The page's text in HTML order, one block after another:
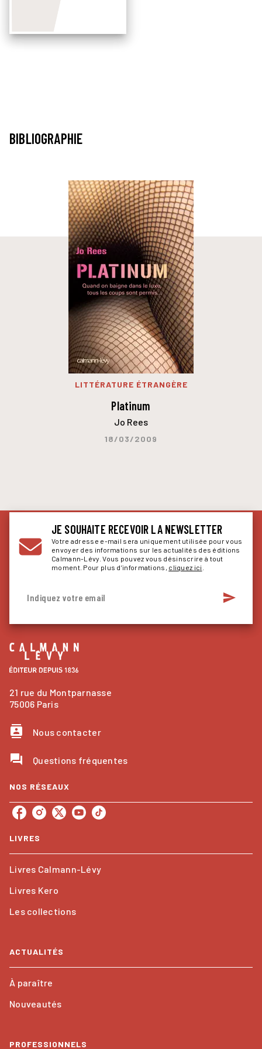
BIBLIOGRAPHIE
LITTÉRATURE ÉTRANGÈRE
Platinum
Jo Rees
18/03/2009
JE SOUHAITE RECEVOIR LA NEWSLETTER
Votre adresse e-mail sera uniquement utilisée pour vous
envoyer des informations sur les actualités des éditions
Calmann-Lévy. Vous pouvez vous désinscrire à tout
moment. Pour plus d’informations, cliquez ici
Indiquez votre email send
21 rue du Montparnasse
75006 Paris
contacts Nous contacter
question_answer Questions fréquentes
NOS RÉSEAUX
LIVRES
Livres Calmann-Lévy
Livres Kero
Les collections
ACTUALITÉS
À paraître
Nouveautés
PROFESSIONNELS